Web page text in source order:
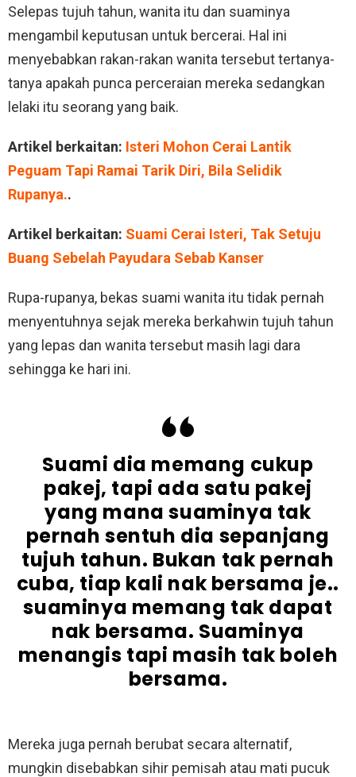
Selepas tujuh tahun, wanita itu dan suaminya
mengambil keputusan untuk bercerai. Hal ini
menyebabkan rakan-rakan wanita tersebut tertanya-
tanya apakah punca perceraian mereka sedangkan
lelaki itu seorang yang baik.
Artikel berkaitan: Isteri Mohon Cerai Lantik
Peguam Tapi Ramai Tarik Diri, Bila Selidik
Rupanya..
Artikel berkaitan: Suami Cerai Isteri, Tak Setuju
Buang Sebelah Payudara Sebab Kanser
Rupa-rupanya, bekas suami wanita itu tidak pernah
menyentuhnya sejak mereka berkahwin tujuh tahun
yang lepas dan wanita tersebut masih lagi dara
sehingga ke hari ini.
Suami dia memang cukup
pakej, tapi ada satu pakej
yang mana suaminya tak
pernah sentuh dia sepanjang
tujuh tahun. Bukan tak pernah
cuba, tiap kali nak bersama je..
suaminya memang tak dapat
nak bersama. Suaminya
menangis tapi masih tak boleh
bersama.
Mereka juga pernah berubat secara alternatif,
mungkin disebabkan sihir pemisah atau mati pucuk